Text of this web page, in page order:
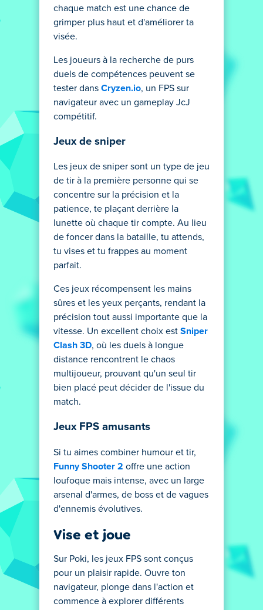
chaque match est une chance de
grimper plus haut et d'améliorer ta
visée.
Les joueurs à la recherche de purs
duels de compétences peuvent se
tester dans Cryzen.io, un FPS sur
navigateur avec un gameplay JcJ
compétitif.
Jeux de sniper
Les jeux de sniper sont un type de jeu
de tir à la première personne qui se
concentre sur la précision et la
patience, te plaçant derrière la
lunette où chaque tir compte. Au lieu
de foncer dans la bataille, tu attends,
tu vises et tu frappes au moment
parfait.
Ces jeux récompensent les mains
sûres et les yeux perçants, rendant la
précision tout aussi importante que la
vitesse. Un excellent choix est Sniper
Clash 3D, où les duels à longue
distance rencontrent le chaos
multijoueur, prouvant qu'un seul tir
bien placé peut décider de l'issue du
match.
Jeux FPS amusants
Si tu aimes combiner humour et tir,
Funny Shooter 2 offre une action
loufoque mais intense, avec un large
arsenal d'armes, de boss et de vagues
d'ennemis évolutives.
Vise et joue
Sur Poki, les jeux FPS sont conçus
pour un plaisir rapide. Ouvre ton
navigateur, plonge dans l'action et
commence à explorer différents